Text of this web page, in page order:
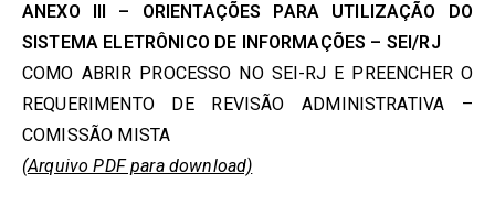
ANEXO III – ORIENTAÇÕES PARA UTILIZAÇÃO DO
SISTEMA ELETRÔNICO DE INFORMAÇÕES – SEI/RJ
COMO ABRIR PROCESSO NO SEI-RJ E PREENCHER O
REQUERIMENTO DE REVISÃO ADMINISTRATIVA –
COMISSÃO MISTA
(Arquivo PDF para download)